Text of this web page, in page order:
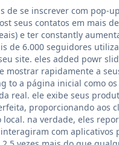
de se inscrever com pop-
seus contatos em mais
e ter constantly
de 6.000 seguidores
site. eles added powr
mostrar rapidamente a
to a página inicial como
real. ele exibe seus
proporcionando aos
local. na verdade, eles
com aplicativos